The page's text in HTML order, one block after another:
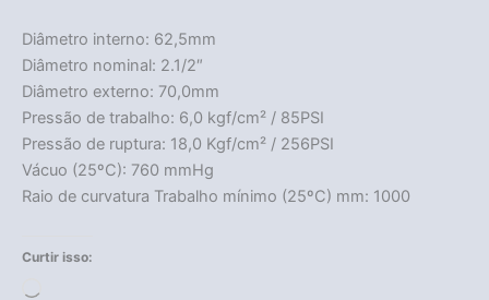
Diâmetro interno: 62,5mm
Diâmetro nominal: 2.1/2″
Diâmetro externo: 70,0mm
Pressão de trabalho: 6,0 kgf/cm² / 85PSI
Pressão de ruptura: 18,0 Kgf/cm² / 256PSI
Vácuo (25ºC): 760 mmHg
Raio de curvatura Trabalho mínimo (25ºC) mm: 1000
Curtir isso: